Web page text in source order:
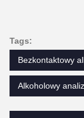
Tags:
Bezkontaktowy
Alkoholowy